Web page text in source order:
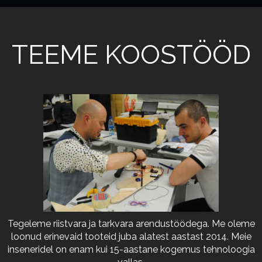
TEEME KOOSTÖÖD
Tegeleme riistvara ja tarkvara arendustöödega. Me oleme
loonud erinevaid tooteid juba alatest aastast 2014. Meie
inseneridel on enam kui 15-aastane kogemus tehnoloogia